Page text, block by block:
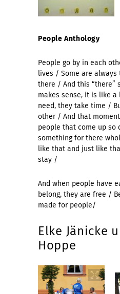
People Anthology
People go by in each
lives / Some are always
there / And this “there”
makes sense, it is like
need, they take time /
other / And that
people that come up so
something for there
like that and just like
stay /
And when people have
belong, they are free /
made for people/
Elke Jänicke
Hoppe